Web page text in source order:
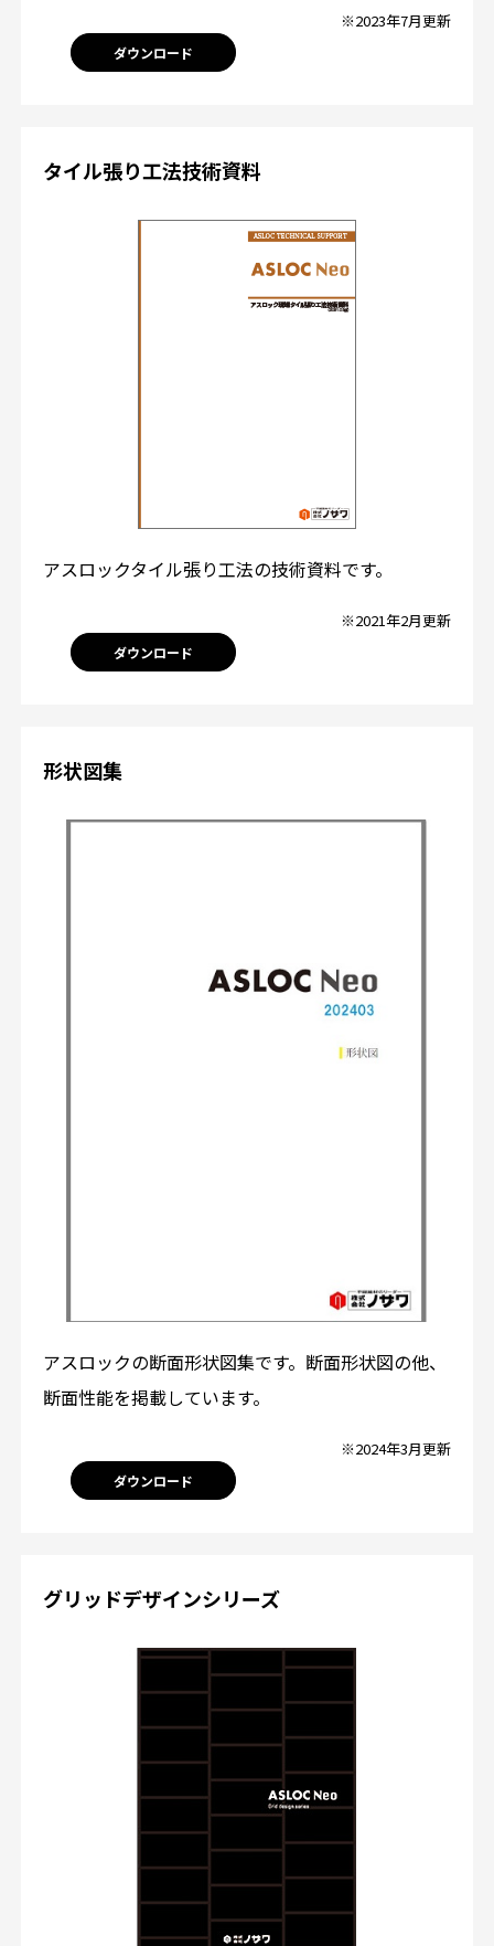
※2023年7月更新
ダウンロード
タイル張り工法技術資料
アスロックタイル張り工法の技術資料です。
※2021年2月更新
ダウンロード
形状図集
アスロックの断面形状図集です。断面形状図の他、
断面性能を掲載しています。
※2024年3月更新
ダウンロード
グリッドデザインシリーズ